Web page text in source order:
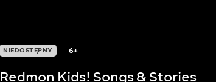
NIEDOSTĘPNY 6+
Redmon Kids! Songs & Stories